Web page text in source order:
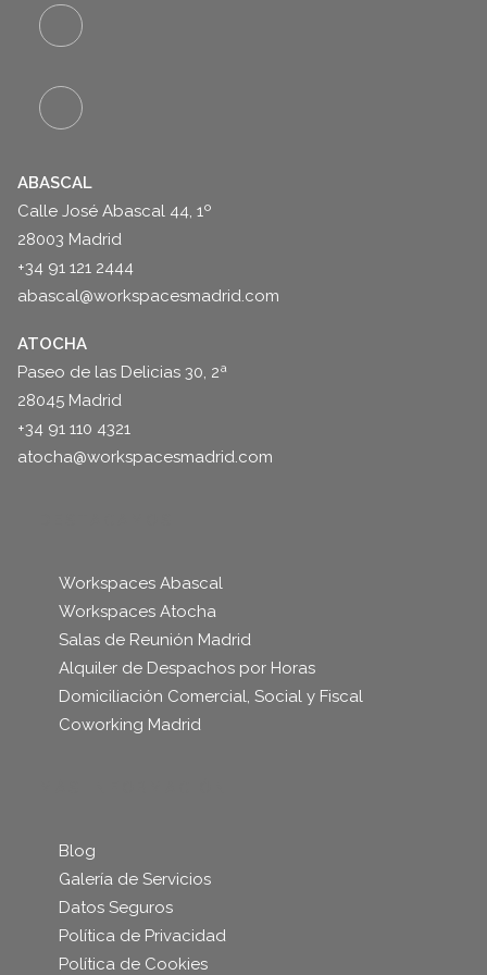
ABASCAL
Calle José Abascal 44, 1º
28003 Madrid
+34 91 121 2444
abascal@workspacesmadrid.com
ATOCHA
Paseo de las Delicias 30, 2ª
28045 Madrid
+34 91 110 4321
atocha@workspacesmadrid.com
Workspaces Abascal
Workspaces Atocha
Salas de Reunión Madrid
Alquiler de Despachos por Horas
Domiciliación Comercial, Social y Fiscal
Coworking Madrid
Blog
Galería de Servicios
Datos Seguros
Política de Privacidad
Política de Cookies